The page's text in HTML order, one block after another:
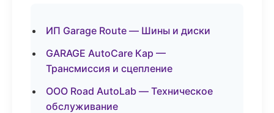
ИП Garage Route — Шины и диски
GARAGE AutoCare Кар —
Трансмиссия и сцепление
ООО Road AutoLab — Техническое
обслуживание